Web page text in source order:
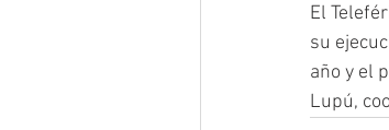
El
su
año y el
Lupú,